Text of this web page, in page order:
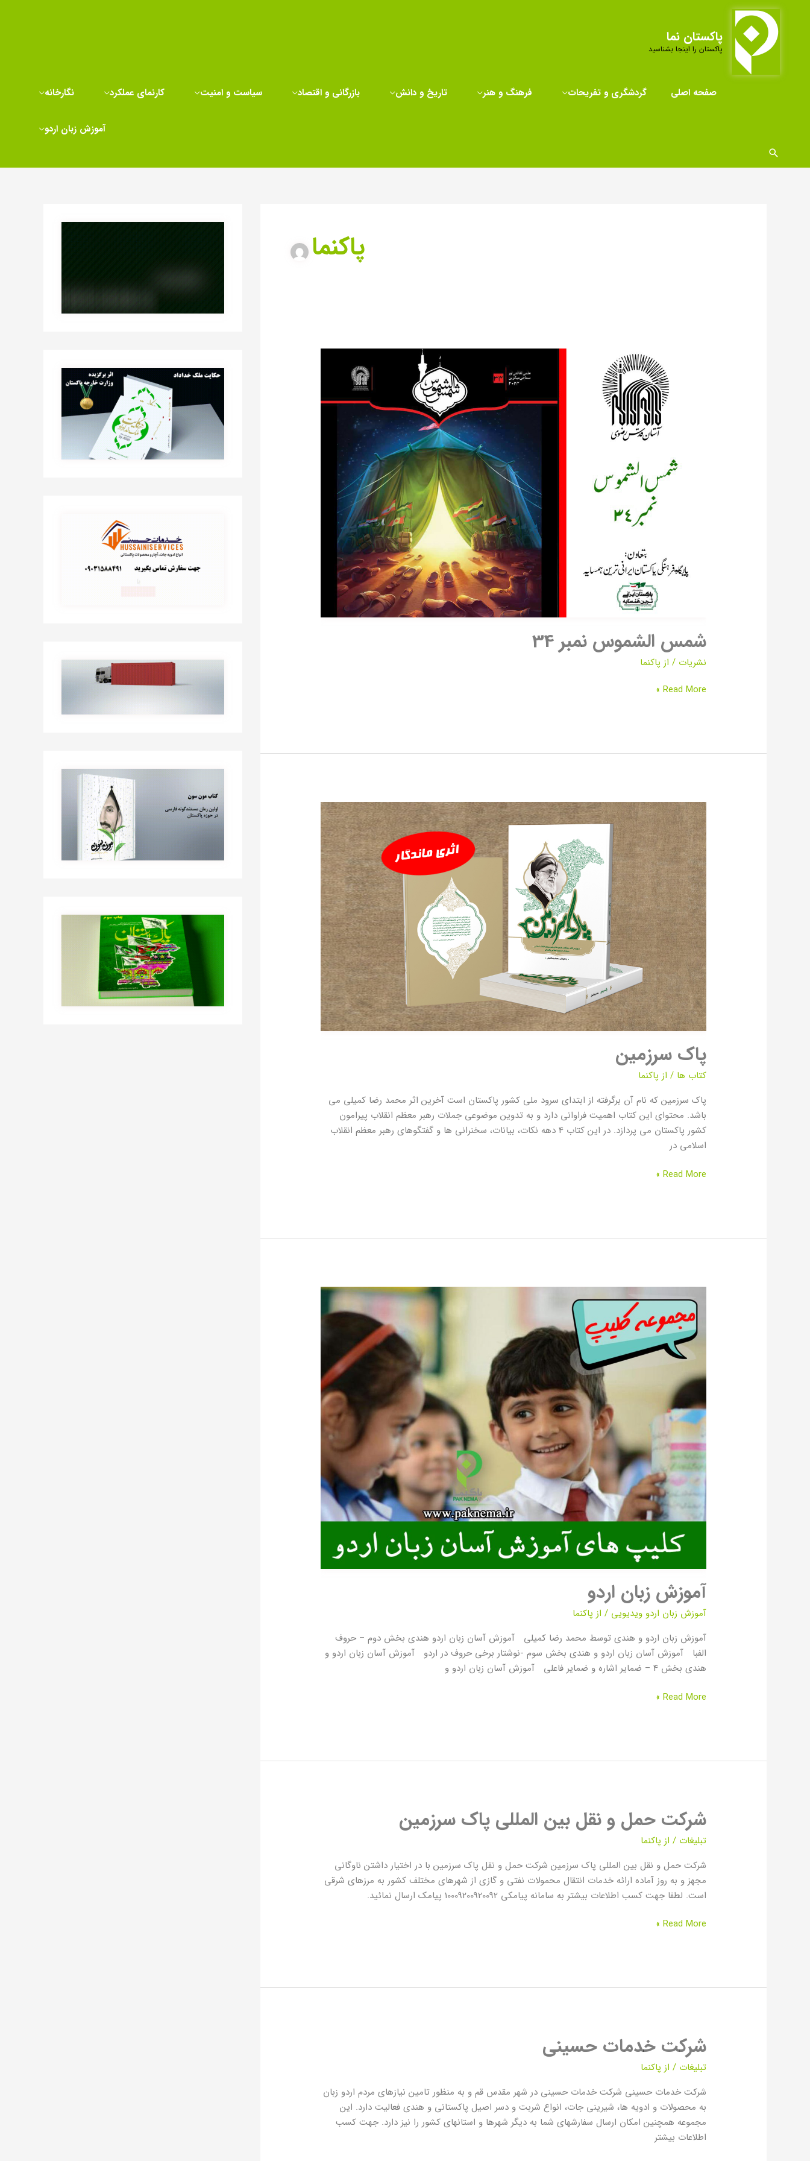
پاکستان نما
پاکستان را اینجا بشناسید
صفحه اصلی گردشگری و تفریحات فرهنگ و هنر تاریخ و دانش بازرگانی و اقتصاد سیاست و امنیت کارنمای عملکرد نگارخانه
آموزش زبان اردو
جستجو
پاکنما
شمس الشموس نمبر 34
نشریات / از پاکنما
Read More »
پاک سرزمین
کتاب ها / از پاکنما
پاک سرزمین که نام آن برگرفته از ابتدای سرود ملی کشور پاکستان است آخرین اثر محمد رضا کمیلی می
باشد. محتوای این کتاب اهمیت فراوانی دارد و به تدوین موضوعی جملات رهبر معظم انقلاب پیرامون
کشور پاکستان می پردازد. در این کتاب 4 دهه نکات، بیانات، سخنرانی ها و گفتگوهای رهبر معظم انقلاب
اسلامی در
پاک
سرزمین
Read More »
آموزش زبان اردو
آموزش زبان اردو ویدیویی / از پاکنما
آموزش زبان اردو و هندی توسط محمد رضا کمیلی آموزش آسان زبان اردو هندی بخش دوم – حروف
الفبا آموزش آسان زبان اردو و هندی بخش سوم -نوشتار برخی حروف در اردو آموزش آسان زبان اردو و
هندی بخش 4 – ضمایر اشاره و ضمایر فاعلی آموزش آسان زبان اردو و
زبان
اردو
Read More »
شرکت حمل و نقل بین المللی پاک سرزمین
تبلیغات / از پاکنما
شرکت حمل و نقل بین المللی پاک سرزمین شرکت حمل و نقل پاک سرزمین با در اختیار داشتن ناوگانی
مجهز و به روز آماده ارائه خدمات انتقال محمولات نفتی و گازی از شهرهای مختلف کشور به مرزهای شرقی
است. لطفا جهت کسب اطلاعات بیشتر به سامانه پیامکی 10009200920092 پیامک ارسال نمائید.
شرکت
حمل
و
نقل
بین
المللی
سرزمین
Read More »
شرکت خدمات حسینی
تبلیغات / از پاکنما
شرکت خدمات حسینی شرکت خدمات حسینی در شهر مقدس قم و به منظور تامین نیازهای مردم اردو زبان
به محصولات و ادویه ها، شیرینی جات، انواع شربت و دسر اصیل پاکستانی و هندی فعالیت دارد. این
مجموعه همچنین امکان ارسال سفارشهای شما به دیگر شهرها و استانهای کشور را نیز دارد. جهت کسب
اطلاعات بیشتر
شرکت
خدمات
حسینی